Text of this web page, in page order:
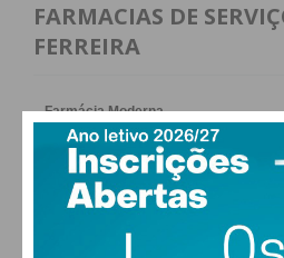
FARMACIAS DE
FERREIRA